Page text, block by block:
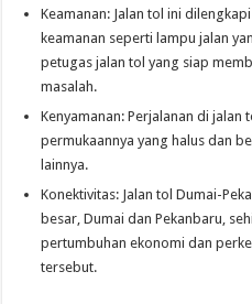
Keamanan: Jalan tol ini
keamanan seperti lampu jalan
petugas jalan tol yang siap
masalah.
Kenyamanan: Perjalanan di jalan
permukaannya yang halus dan
lainnya.
Konektivitas: Jalan tol Dumai-
besar, Dumai dan Pekanbaru,
pertumbuhan ekonomi dan
tersebut.